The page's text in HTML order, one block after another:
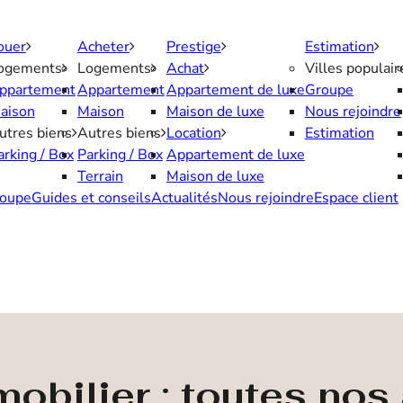
biens
/ Box
Acheter
Logements
Appartement
Maison
Autres biens
Parking / Box
Terrain
Prestige
Achat
Appartement de luxe
Maison de luxe
Location
Appartement de luxe
Maison de luxe
Estimation
Villes
Groupe
Nous rejoindre
Estimation
Guides et conseilsActualitésNous rejoindreEspace client